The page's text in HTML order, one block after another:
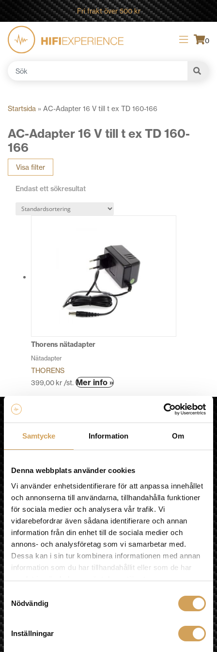
Samtycke Information Om
Denna webbplats använder cookies
Vi använder enhetsidentifierare för att anpassa innehållet
och annonserna till användarna, tillhandahålla funktioner
för sociala medier och analysera vår trafik. Vi
vidarebefordrar även sådana identifierare och annan
information från din enhet till de sociala medier och
annons- och analysföretag som vi samarbetar med.
Dessa kan i sin tur kombinera informationen med annan
information som du har tillhandahållit eller som de har
samlat in när du har använt deras tjänster.
Samtyckesval
Nödvändig
Inställningar
Fri frakt över 500 kr
0
Startsida » AC-Adapter 16 V till t ex TD 160-166
AC-Adapter 16 V till t ex TD 160-
166
Visa filter
Endast ett sökresultat
Thorens nätadapter
Nätadapter
THORENS
399,00 kr /st. Mer info »Den
flera
varianter.
De
alternativen
kan
på
HiFi Experience AB
KÖPVILLKOR
OM HIFI EXPERIENCE
MULTIROOM
LÄNKAR
ÅNGRA KÖP
Sociala medier
Besök oss
Fyrislundsgatan 68
75450 Uppsala
Karta »
info@hifiexperience.se